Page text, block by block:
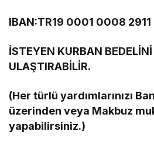
IBAN:TR19 0001 0008
İSTEYEN KURBAN BEDELİNİ
ULAŞTIRABİLİR.
(Her türlü yardımlarınızı
üzerinden veya Makbuz
yapabilirsiniz.)